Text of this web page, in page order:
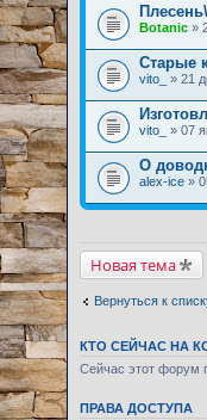
Botanic »
Старые
vito_ » 21
vito_ » 07
О
alex-ice »
Новая тема
Вернуться к
КТО СЕЙЧАС НА
Сейчас этот форум
ПРАВА ДОСТУПА